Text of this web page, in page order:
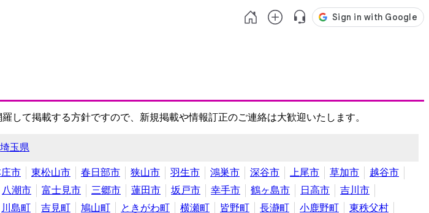
て掲載する方針ですので、新規掲載や情報訂正のご連絡は大歓迎いたします。
埼玉県
市 東松山市 春日部市 狭山市 羽生市 鴻巣市 深谷市 上尾市 草加市
越谷市
八潮市 富士見市 三郷市 蓮田市 坂戸市 幸手市 鶴ヶ島市 日高市
吉川市
川島町 吉見町 鳩山町 ときがわ町 横瀬町 皆野町 長瀞町 小鹿野町
東秩父村